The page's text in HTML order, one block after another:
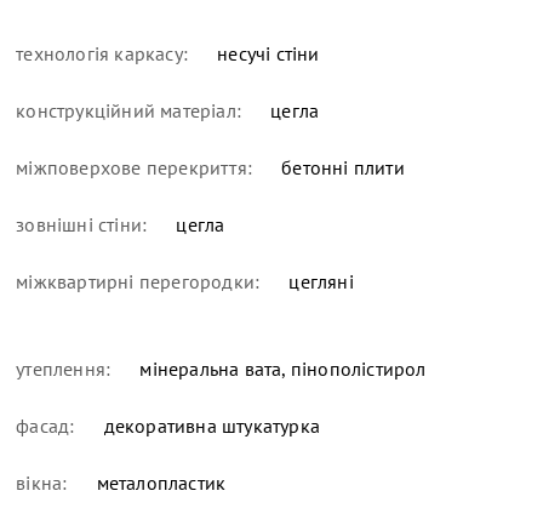
технологія каркасу: несучі стіни
конструкційний матеріал: цегла
міжповерхове перекриття: бетонні плити
зовнішні стіни: цегла
міжквартирні перегородки: цегляні
утеплення: мінеральна вата, пінополістирол
фасад: декоративна штукатурка
вікна: металопластик